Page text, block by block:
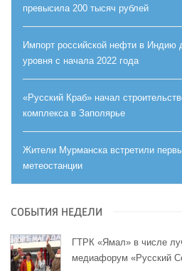
превысила 200 тысяч рублей
Импорт российской нефти в Индию
уровня с начала 2022 года
«Русский Краб» начал
комплекса в Заполярье
Жители Мурманска встретили
метеостанции
СОБЫТИЯ НЕДЕЛИ
ГТРК «Ямал» в числе
медиафорум «Русский